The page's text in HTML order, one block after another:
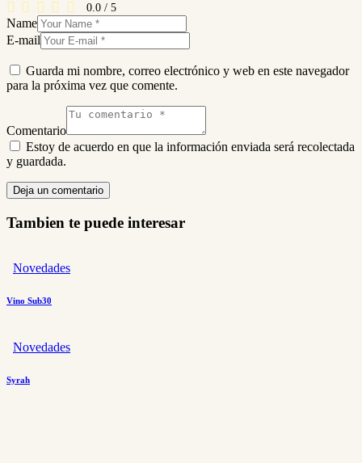
0.0 / 5
Name
E-mail
Guarda mi nombre, correo electrónico y web en este navegador
para la próxima vez que comente.
Comentario
Estoy de acuerdo en que la información enviada será recolectada
y guardada.
Tambien te puede interesar
Novedades
Vino Sub30
Novedades
Syrah